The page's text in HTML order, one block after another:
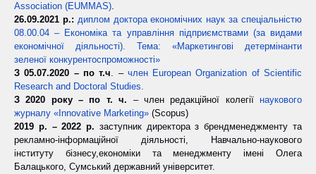
Association (EUMMAS).
26.09.2021 р.: диплом доктора економічних наук за спеціальністю
08.00.04 – Економіка та управління підприємствами (за видами
економічної діяльності). Тема: «Маркетингові детермінанти
зеленої конкурентоспроможності»
З 05.07.2020 – по т.ч. – член European Organization of Scientific
Research and Doctoral Studies.
З 2020 року – по т. ч. – член редакційної колегії наукового
журналу «Innovative Marketing» (Scopus)
2019 р. – 2022 р. заступник директора з брендменеджменту та
рекламно-інформаційної діяльності, Навчально-наукового
інституту бізнесу,економіки та менеджменту імені Олега
Балацького, Сумський державний університет.